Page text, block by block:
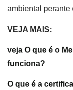
ambiental perante
VEJA MAIS:
veja O que é o
funciona?
O que é a